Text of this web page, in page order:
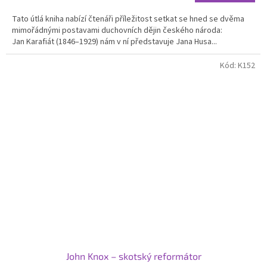
Tato útlá kniha nabízí čtenáři příležitost setkat se hned se dvěma
mimořádnými postavami duchovních dějin českého národa:
Jan Karafiát (1846–1929) nám v ní představuje Jana Husa...
John Knox – skotský reformátor
Kód: K152